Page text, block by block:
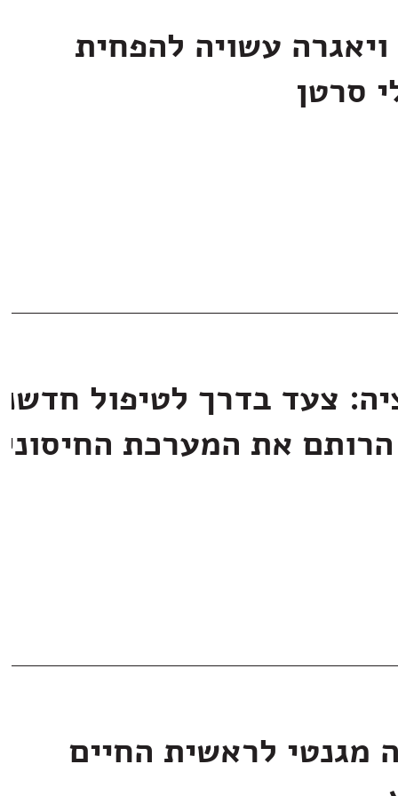
עשויה להפחית
סרטן
צעד בדרך לטיפול
את המערכת
מגנטי לראשית החיים